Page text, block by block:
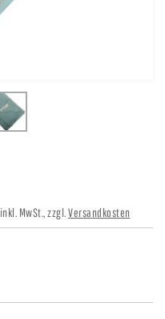
inkl. MwSt., zzgl.Versandkosten